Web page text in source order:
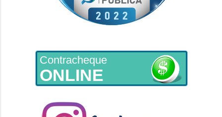
Contracheque
ONLINE